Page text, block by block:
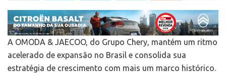
A OMODA & JAECOO, do Grupo Chery, mantém um ritmo
acelerado de expansão no Brasil e consolida sua
estratégia de crescimento com mais um marco histórico.